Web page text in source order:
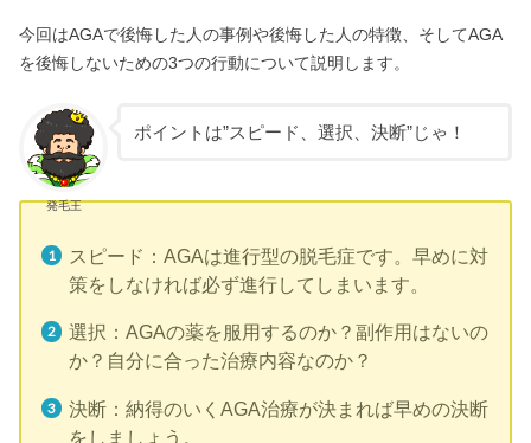
572-0084
27-30
604
9:00 ~ 19:00
今回はAGAで後悔した人の事例や後悔した人の特徴、そしてAGA
を後悔しないための3つの行動について説明します。
発毛王
ポイントは”スピード、選択、決断”じゃ！
スピード：AGAは進行型の脱毛症です。早めに対
策をしなければ必ず進行してしまいます。
選択：AGAの薬を服用するのか？副作用はないの
か？自分に合った治療内容なのか？
決断：納得のいくAGA治療が決まれば早めの決断
をしましょう。